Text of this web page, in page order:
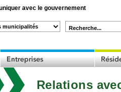
avec le gouvernement
Recherche...
Relations